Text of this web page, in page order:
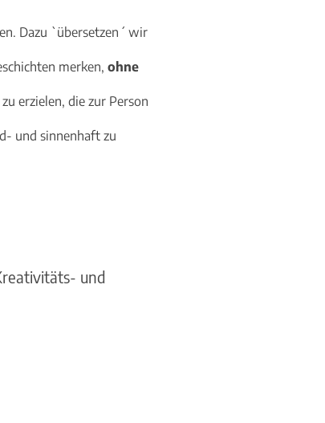
Dazu `übersetzen´ wir
merken, ohne
erzielen, die zur Person
und sinnenhaft zu
und